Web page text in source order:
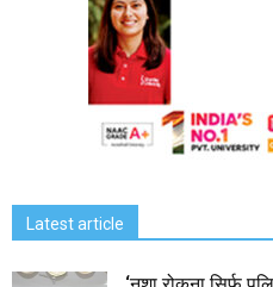
Latest article